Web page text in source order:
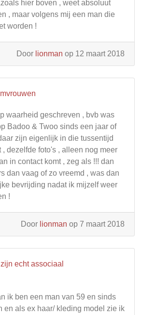
hier boven , weet absoluut
, maar volgens mij een man die
worden !
Door lionman op 12 maart 2018
waarheid geschreven , bvb was
Badoo & Twoo sinds een jaar of
zijn eigenlijk in die tussentijd
, dezelfde foto's , alleen nog meer
in contact komt , zeg als !!! dan
dan vaag of zo vreemd , was dan
bevrijding nadat ik mijzelf weer
!
Door lionman op 7 maart 2018
echt associaal
ik ben een man van 59 en sinds
en als ex haar/ kleding model zie ik